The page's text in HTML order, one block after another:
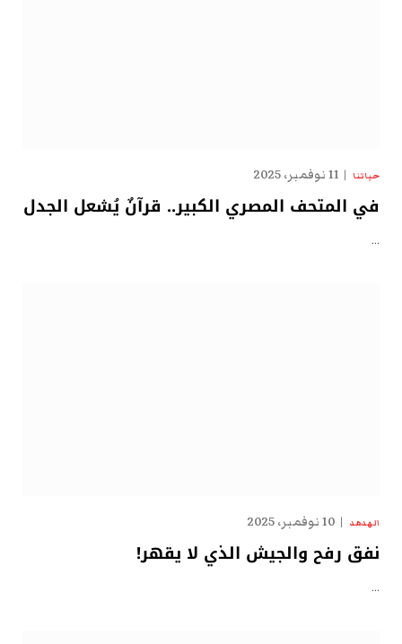
حياتنا 11 نوفمبر، 2025
في المتحف المصري الكبير.. قرآنٌ يُشعل الجدل
…
الهدهد 10 نوفمبر، 2025
نفق رفح والجيش الذي لا يقهر!
…